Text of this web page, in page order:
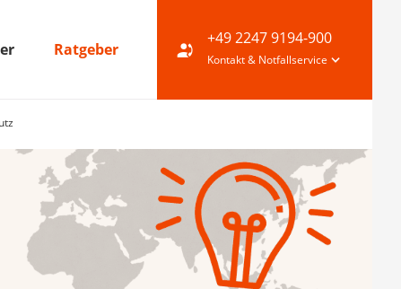
Ratgeber
+49 2247 9194-900
Kontakt & Notfallservice